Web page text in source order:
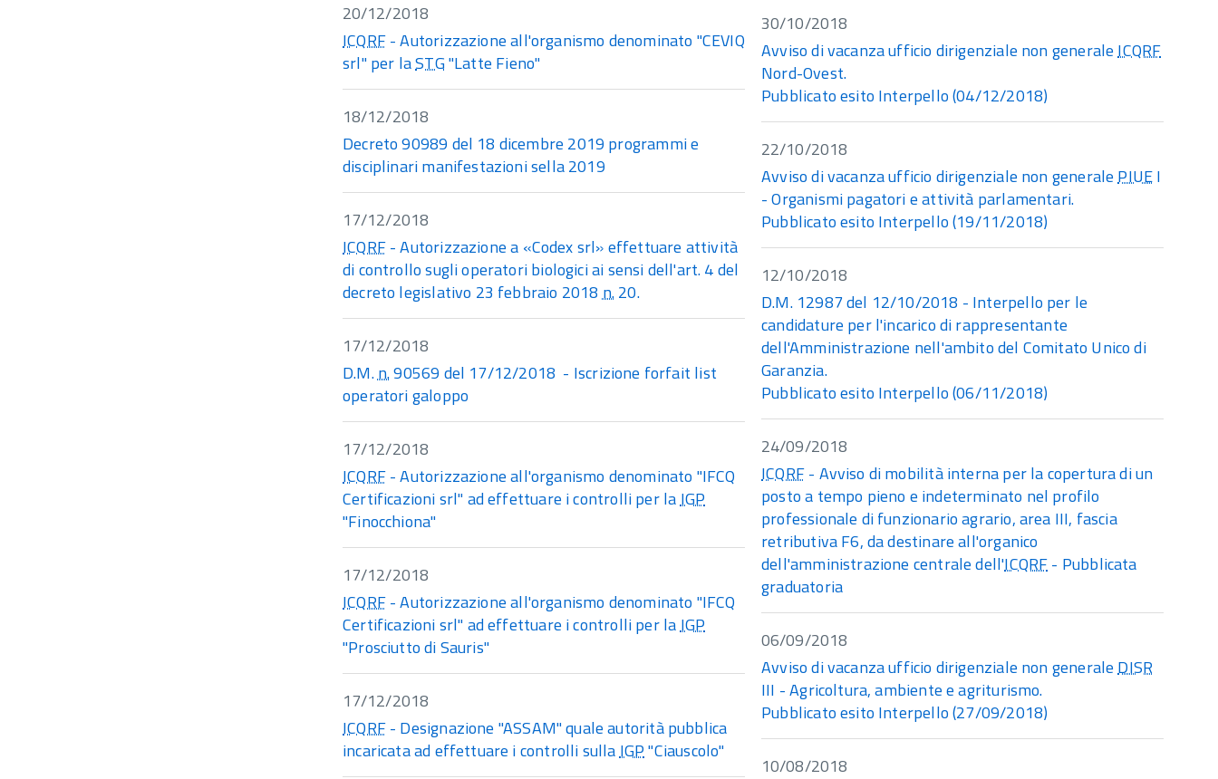
20/12/2018
ICQRF- Autorizzazione all'organismo denominato "CEVIQ
srl" per laSTG"Latte Fieno"
18/12/2018
Decreto 90989 del 18 dicembre 2019 programmi e
disciplinari manifestazioni sella 2019
17/12/2018
ICQRF- Autorizzazione a «Codex srl» effettuare attività
di controllo sugli operatori biologici ai sensi dell'art. 4 del
decreto legislativo 23 febbraio 2018n.20.
17/12/2018
D.M.n.90569 del 17/12/2018 - Iscrizione forfait list
operatori galoppo
17/12/2018
ICQRF- Autorizzazione all'organismo denominato "IFCQ
Certificazioni srl" ad effettuare i controlli per laIGP
"Finocchiona"
17/12/2018
ICQRF- Autorizzazione all'organismo denominato "IFCQ
Certificazioni srl" ad effettuare i controlli per laIGP
"Prosciutto di Sauris"
17/12/2018
ICQRF- Designazione "ASSAM" quale autorità pubblica
incaricata ad effettuare i controlli sullaIGP"Ciauscolo"
30/10/2018
Avviso di vacanza ufficio dirigenziale non generaleICQRF
Nord-Ovest.
Pubblicato esito Interpello (04/12/2018)
22/10/2018
Avviso di vacanza ufficio dirigenziale non generalePIUEI
- Organismi pagatori e attività parlamentari.
Pubblicato esito Interpello (19/11/2018)
12/10/2018
D.M. 12987 del 12/10/2018 - Interpello per le
candidature per l'incarico di rappresentante
dell'Amministrazione nell'ambito del Comitato Unico di
Garanzia.
Pubblicato esito Interpello (06/11/2018)
24/09/2018
ICQRF- Avviso di mobilità interna per la copertura di un
posto a tempo pieno e indeterminato nel profilo
professionale di funzionario agrario, area III, fascia
retributiva F6, da destinare all'organico
dell'amministrazione centrale dell'ICQRF- Pubblicata
graduatoria
06/09/2018
Avviso di vacanza ufficio dirigenziale non generaleDISR
III - Agricoltura, ambiente e agriturismo.
Pubblicato esito Interpello (27/09/2018)
10/08/2018